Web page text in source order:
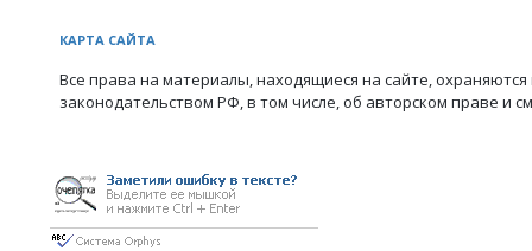
КАРТА САЙТА
Все права на материалы, находящиеся на сайте, охраняются
законодательством РФ, в том числе, об авторском праве и